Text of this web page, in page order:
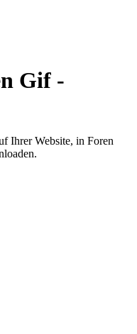
Gif -
Ihrer Website, in Foren